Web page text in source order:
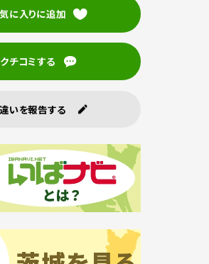
に入りに追加
クチコミする
いを報告する